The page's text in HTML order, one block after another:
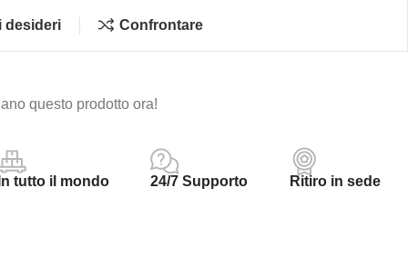
desideri Confrontare
questo prodotto ora!
In tutto il mondo 24/7 Supporto Ritiro in sede